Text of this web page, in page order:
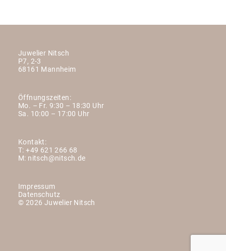
Juwelier Nitsch
P7, 2-3
68161 Mannheim
Öffnungszeiten:
Mo. – Fr. 9:30 – 18:30 Uhr
Sa. 10:00 – 17:00 Uhr
Kontakt:
T:+49 621 266 68
M: nitsch@nitsch.de
Impressum
Datenschutz
© 2026 Juwelier Nitsch